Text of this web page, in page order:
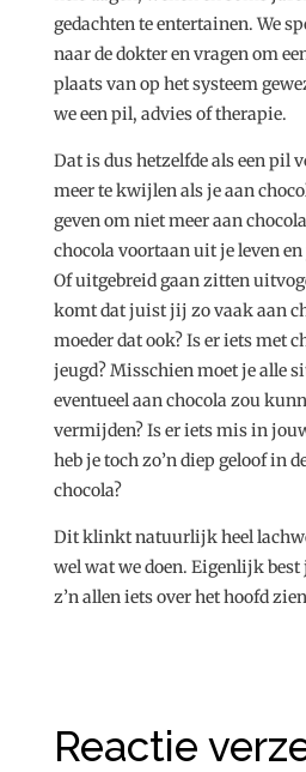
gedachten te entertainen. We
naar de dokter en vragen om
plaats van op het systeem
we een pil, advies of therapie.
Dat is dus hetzelfde als een pil
meer te kwijlen als je aan
geven om niet meer aan
chocola voortaan uit je leven
Of uitgebreid gaan zitten
komt dat juist jij zo vaak aan
moeder dat ook? Is er iets met
jeugd? Misschien moet je alle
eventueel aan chocola zou
vermijden? Is er iets mis in
heb je toch zo’n diep geloof in
chocola?
Dit klinkt natuurlijk heel
wel wat we doen. Eigenlijk
z’n allen iets over het hoofd
Reactie